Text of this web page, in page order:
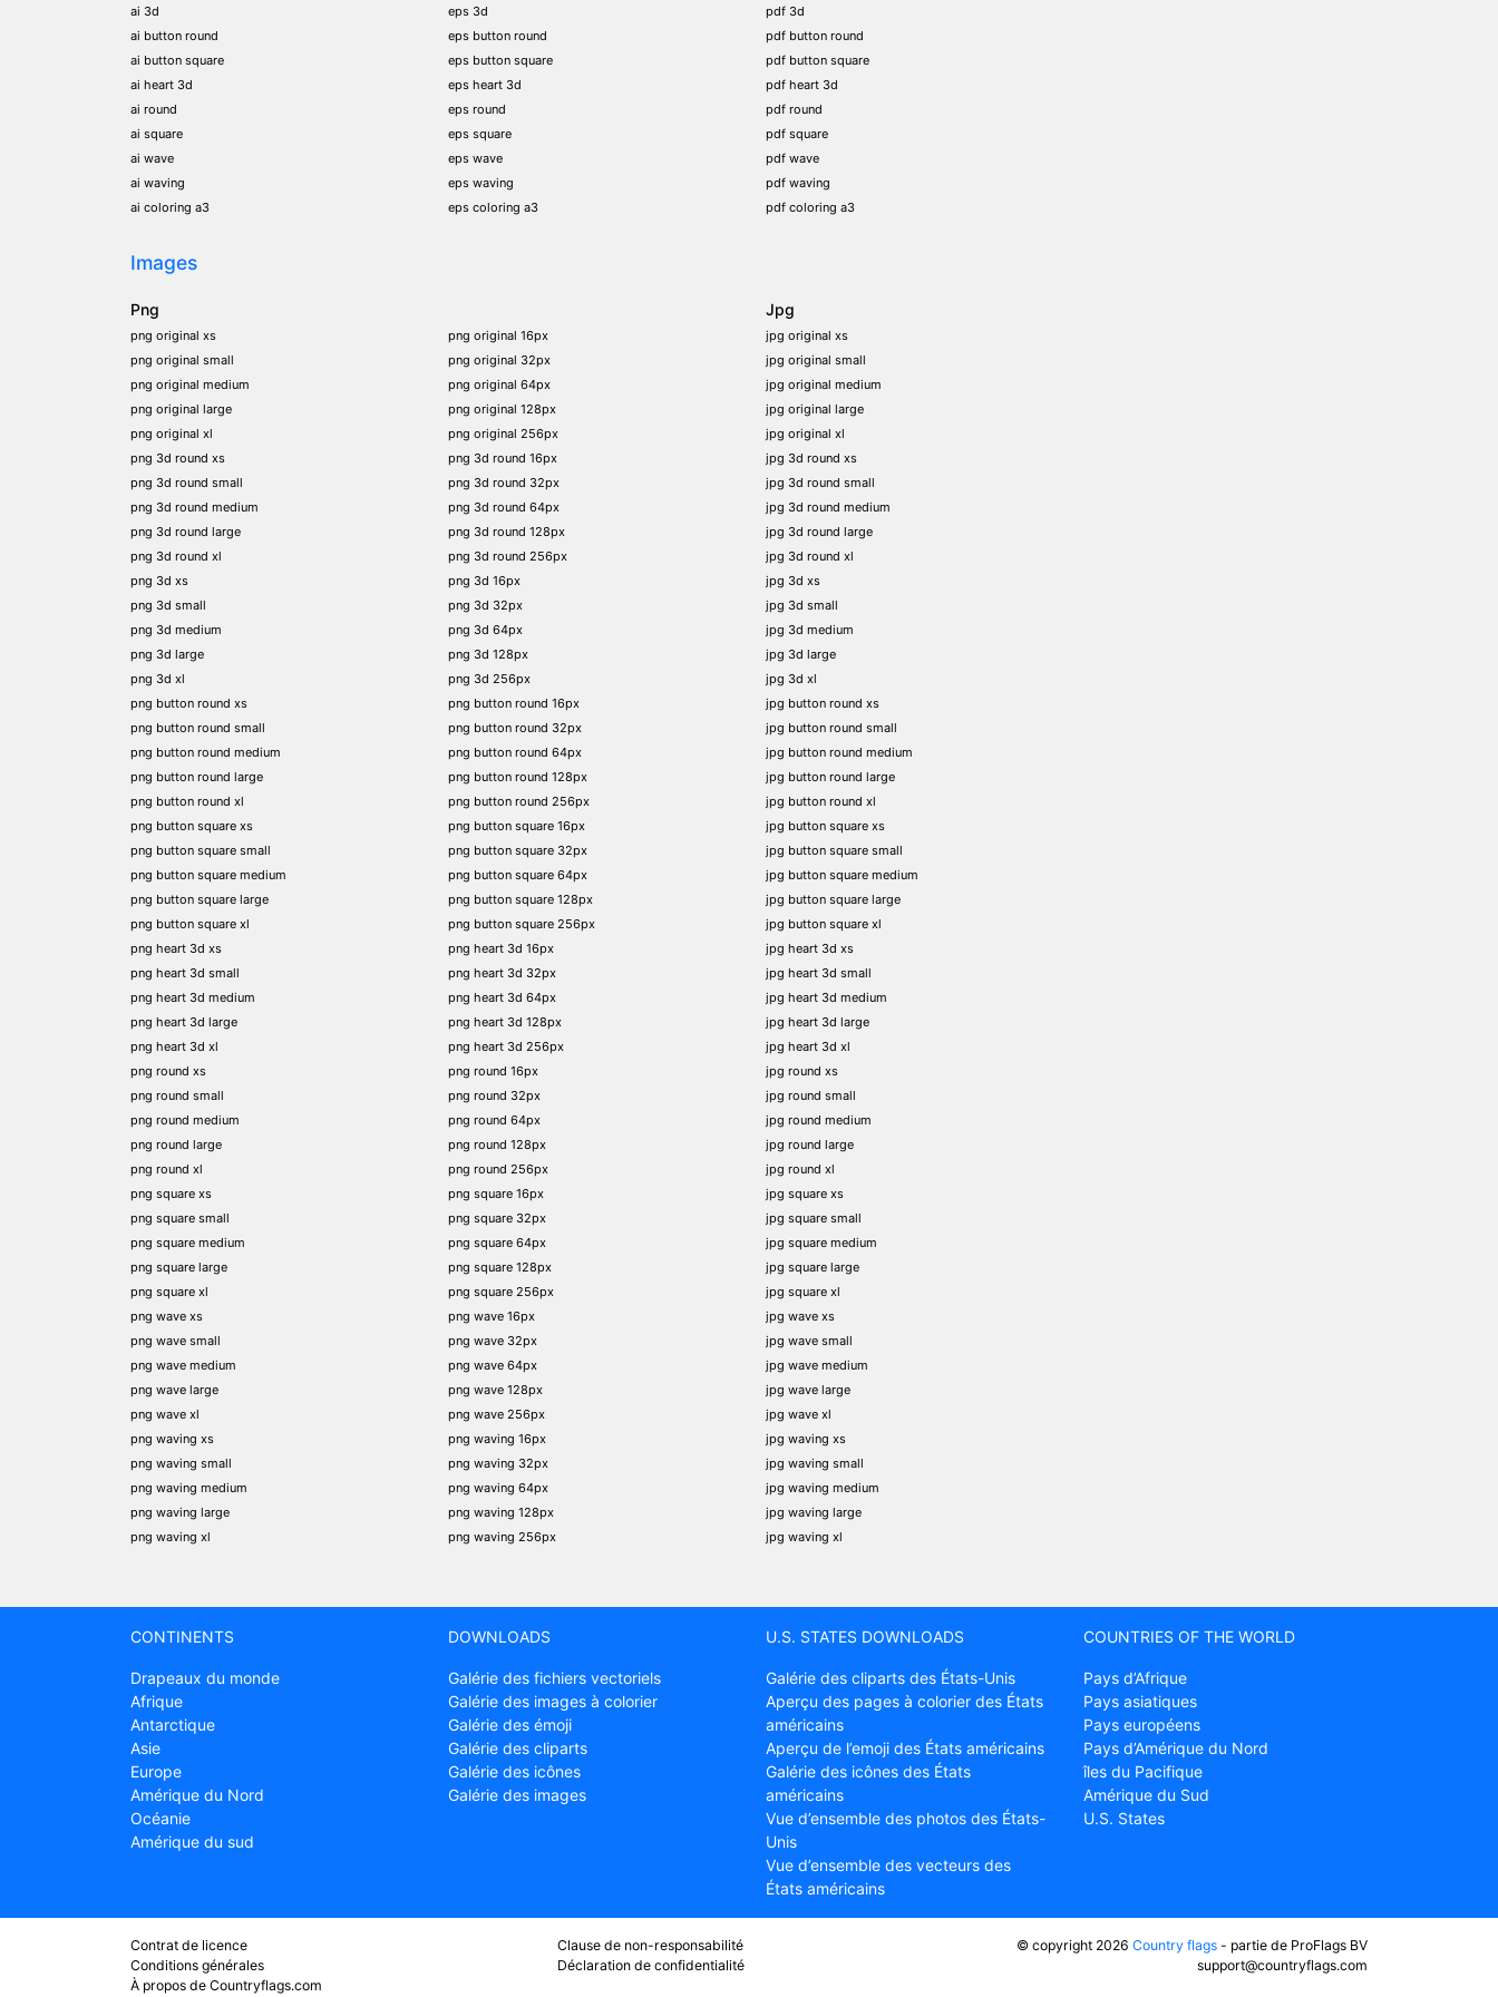
ai 3d
ai button round
ai button square
ai heart 3d
ai round
ai square
ai wave
ai waving
ai coloring a3
eps 3d
eps button round
eps button square
eps heart 3d
eps round
eps square
eps wave
eps waving
eps coloring a3
pdf 3d
pdf button round
pdf button square
pdf heart 3d
pdf round
pdf square
pdf wave
pdf waving
pdf coloring a3
Images
Png
png original xs
png original small
png original medium
png original large
png original xl
png 3d round xs
png 3d round small
png 3d round medium
png 3d round large
png 3d round xl
png 3d xs
png 3d small
png 3d medium
png 3d large
png 3d xl
png button round xs
png button round small
png button round medium
png button round large
png button round xl
png button square xs
png button square small
png button square medium
png button square large
png button square xl
png heart 3d xs
png heart 3d small
png heart 3d medium
png heart 3d large
png heart 3d xl
png round xs
png round small
png round medium
png round large
png round xl
png square xs
png square small
png square medium
png square large
png square xl
png wave xs
png wave small
png wave medium
png wave large
png wave xl
png waving xs
png waving small
png waving medium
png waving large
png waving xl
png original 16px
png original 32px
png original 64px
png original 128px
png original 256px
png 3d round 16px
png 3d round 32px
png 3d round 64px
png 3d round 128px
png 3d round 256px
png 3d 16px
png 3d 32px
png 3d 64px
png 3d 128px
png 3d 256px
png button round 16px
png button round 32px
png button round 64px
png button round 128px
png button round 256px
png button square 16px
png button square 32px
png button square 64px
png button square 128px
png button square 256px
png heart 3d 16px
png heart 3d 32px
png heart 3d 64px
png heart 3d 128px
png heart 3d 256px
png round 16px
png round 32px
png round 64px
png round 128px
png round 256px
png square 16px
png square 32px
png square 64px
png square 128px
png square 256px
png wave 16px
png wave 32px
png wave 64px
png wave 128px
png wave 256px
png waving 16px
png waving 32px
png waving 64px
png waving 128px
png waving 256px
Jpg
jpg original xs
jpg original small
jpg original medium
jpg original large
jpg original xl
jpg 3d round xs
jpg 3d round small
jpg 3d round medium
jpg 3d round large
jpg 3d round xl
jpg 3d xs
jpg 3d small
jpg 3d medium
jpg 3d large
jpg 3d xl
jpg button round xs
jpg button round small
jpg button round medium
jpg button round large
jpg button round xl
jpg button square xs
jpg button square small
jpg button square medium
jpg button square large
jpg button square xl
jpg heart 3d xs
jpg heart 3d small
jpg heart 3d medium
jpg heart 3d large
jpg heart 3d xl
jpg round xs
jpg round small
jpg round medium
jpg round large
jpg round xl
jpg square xs
jpg square small
jpg square medium
jpg square large
jpg square xl
jpg wave xs
jpg wave small
jpg wave medium
jpg wave large
jpg wave xl
jpg waving xs
jpg waving small
jpg waving medium
jpg waving large
jpg waving xl
CONTINENTS
Drapeaux du monde
Afrique
Antarctique
Asie
Europe
Amérique du Nord
Océanie
Amérique du sud
DOWNLOADS
Galérie des fichiers vectoriels
Galérie des images à colorier
Galérie des émoji
Galérie des cliparts
Galérie des icônes
Galérie des images
U.S. STATES DOWNLOADS
Galérie des cliparts des États-Unis
Aperçu des pages à colorier des États
américains
Aperçu de l’emoji des États américains
Galérie des icônes des États
américains
Vue d’ensemble des photos des États-
Unis
Vue d’ensemble des vecteurs des
États américains
COUNTRIES OF THE WORLD
Pays d’Afrique
Pays asiatiques
Pays européens
Pays d’Amérique du Nord
îles du Pacifique
Amérique du Sud
U.S. States
Contrat de licence
Conditions générales
À propos de Countryflags.com
Clause de non-responsabilité
Déclaration de confidentialité
© copyright 2026 Country flags - partie de ProFlags BV
support@countryflags.com